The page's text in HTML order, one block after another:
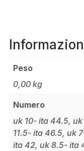
Peso
0,00 kg
Numero
uk 10- ita 44.5,
11.5- ita 46.5, uk
ita 42, uk 8.5- ita